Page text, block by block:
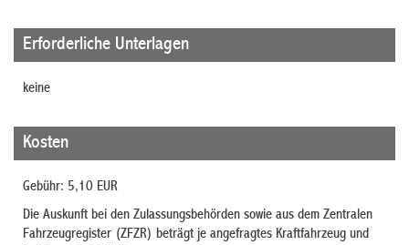
Erforderliche Unterlagen
keine
Kosten
Gebühr: 5,10 EUR
Die Auskunft bei den Zulassungsbehörden sowie aus dem Zentralen
Fahrzeugregister (ZFZR) beträgt je angefragtes Kraftfahrzeug und